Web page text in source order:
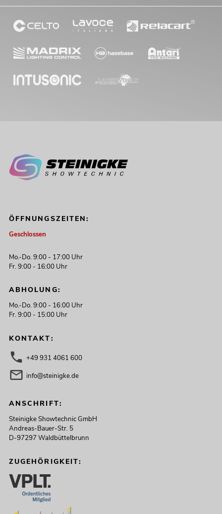
ÖFFNUNGSZEITEN:
Geschlossen
Mo.-Do. 9:00 - 17:00 Uhr
Fr. 9:00 - 16:00 Uhr
ABHOLUNG:
Mo.-Do. 9:00 - 16:00 Uhr
Fr. 9:00 - 15:00 Uhr
KONTAKT:
+49 931 4061 600
info@steinigke.de
ANSCHRIFT:
Steinigke Showtechnic GmbH
Andreas-Bauer-Str. 5
D-97297 Waldbüttelbrunn
ZUGEHÖRIGKEIT: